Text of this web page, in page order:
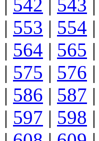
| 542 | 543 |
| 553 | 554 |
| 564 | 565 |
| 575 | 576 |
| 586 | 587 |
| 597 | 598 |